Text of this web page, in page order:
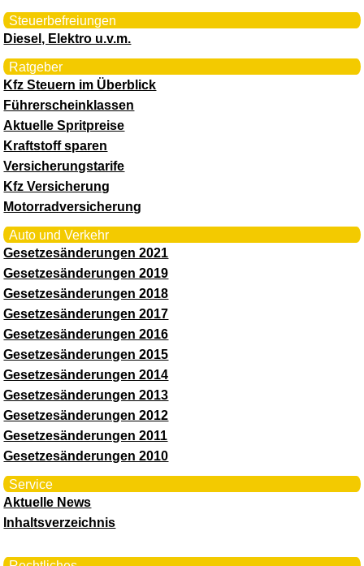
Steuerbefreiungen
Diesel, Elektro u.v.m.
Ratgeber
Kfz Steuern im Überblick
Führerscheinklassen
Aktuelle Spritpreise
Kraftstoff sparen
Versicherungstarife
Kfz Versicherung
Motorradversicherung
Auto und Verkehr
Gesetzesänderungen 2021
Gesetzesänderungen 2019
Gesetzesänderungen 2018
Gesetzesänderungen 2017
Gesetzesänderungen 2016
Gesetzesänderungen 2015
Gesetzesänderungen 2014
Gesetzesänderungen 2013
Gesetzesänderungen 2012
Gesetzesänderungen 2011
Gesetzesänderungen 2010
Service
Aktuelle News
Inhaltsverzeichnis